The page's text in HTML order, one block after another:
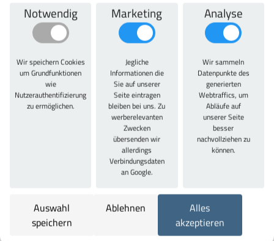
Technische Daten
600 mm
Gesamthöhe:
1850 mm
400 kg
Sockelhöhe:
Notwendig
Wir speichern Cookies
um Grundfunktionen
wie
Nutzerauthentifizierung
zu ermöglichen.
Marketing
Jegliche
Informationen die
Sie auf unserer
Seite eintragen
bleiben bei uns. Zu
werberelevanten
Zwecken
übersenden wir
allerdings
Verbindungsdaten
an Google.
Analyse
Wir sammeln
Datenpunkte des
generierten
Webtraffics, um
Abläufe auf
unserer Seite
besser
nachvollziehen zu
können.
Auswahl
speichern
Ablehnen
Alles
akzeptieren